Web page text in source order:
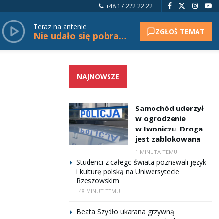
+48 17 222 22 22
Teraz na antenie
Nie udało się pobrać tytułu. ZGŁOŚ TEMAT
NAJNOWSZE
Samochód uderzył
w ogrodzenie
w Iwoniczu. Droga
jest zablokowana
1 MINUTA TEMU
Studenci z całego świata poznawali język
i kulturę polską na Uniwersytecie
Rzeszowskim
48 MINUT TEMU
Beata Szydło ukarana grzywną